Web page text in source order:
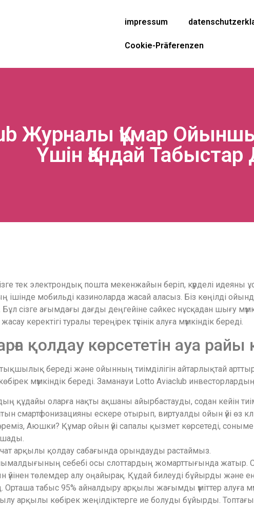
impressum
Cookie-Präferenzen
Журналы Құмар
Үшін Қандай
сізге тек электрондық пошта мекенжайын беріп, күрделі
ішінде мобильді казиноларда жасай аласыз. Біз көңілді
Бұл сізге ағымдағы дағды деңгейіне сәйкес нұсқадан шығу
керектігі туралы тереңірек түсінік алуға мүмкіндік береді.
қолдау көрсететін ауа
береді және ойынның тиімділігін айтарлықтай
көбірек мүмкіндік береді. Заманауи Lotto Aviaclub
құдайы оларға нақты ақшаны айырбастауды, содан кейін
смартфонизацияны ескере отырып, виртуалды ойын үйі өз
Аюшки? Құмар ойын үйі сапалы қызмет көрсетеді,
чат арқылы қолдау сабағында орындауды растаймыз.
себебі осы слоттардың жомарттығында жатыр.
төлемдер алу оңайырақ. Құдай билеуді бұйырды және
табыс 95% айналдыру арқылы жағымды үміттер алуға
арқылы көбірек жеңілдіктерге ие болуды бұйырды. Топтағы